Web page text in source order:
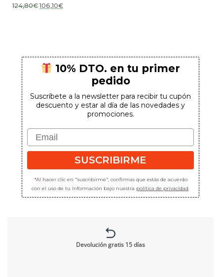
124,80€El
precio
106,10€El
precio
10% DTO. en tu primer
pedido
Suscríbete a la newsletter para recibir tu cupón
descuento y estar al día de las novedades y
promociones.
Email
SUSCRIBIRME
*Al hacer clic en "suscribirme", confirmas que estás de acuerdo
con el uso de tu información bajo nuestra política de privacidad.
Devolución gratis 15 días